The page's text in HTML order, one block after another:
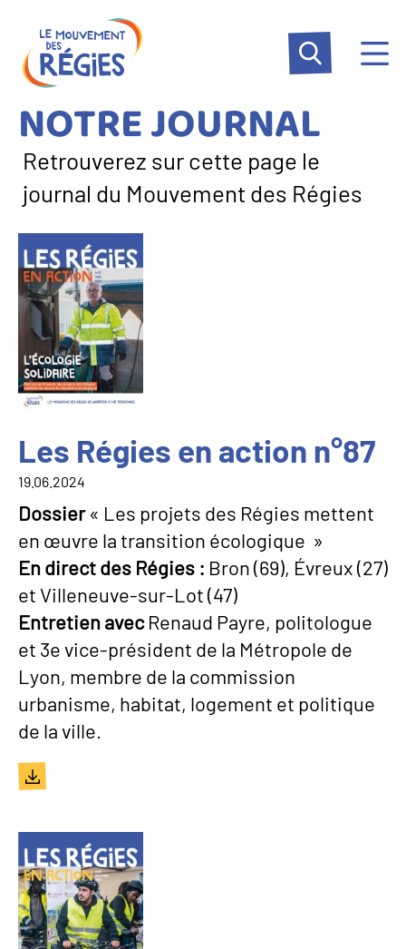
contenu
principal
NOTRE JOURNAL
Retrouverez sur cette page le
journal du Mouvement des Régies
Les Régies en action n°87
19.06.2024
Dossier« Les projets des Régies mettent
en œuvre la transition écologique »
En direct des Régies : Bron (69), Évreux (27)
et Villeneuve-sur-Lot (47)
Entretien avecRenaud Payre, politologue
et 3e vice-président de la Métropole de
Lyon, membre de la commission
urbanisme, habitat, logement et politique
de la ville.
Document